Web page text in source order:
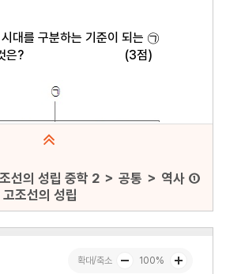
선의 성립 중학 2 ＞ 공통 ＞ 역사 ①
조선의 성립